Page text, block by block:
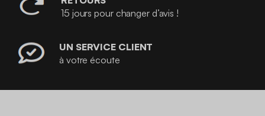
15 jours pour changer d’avis !
UN SERVICE CLIENT
à votre écoute